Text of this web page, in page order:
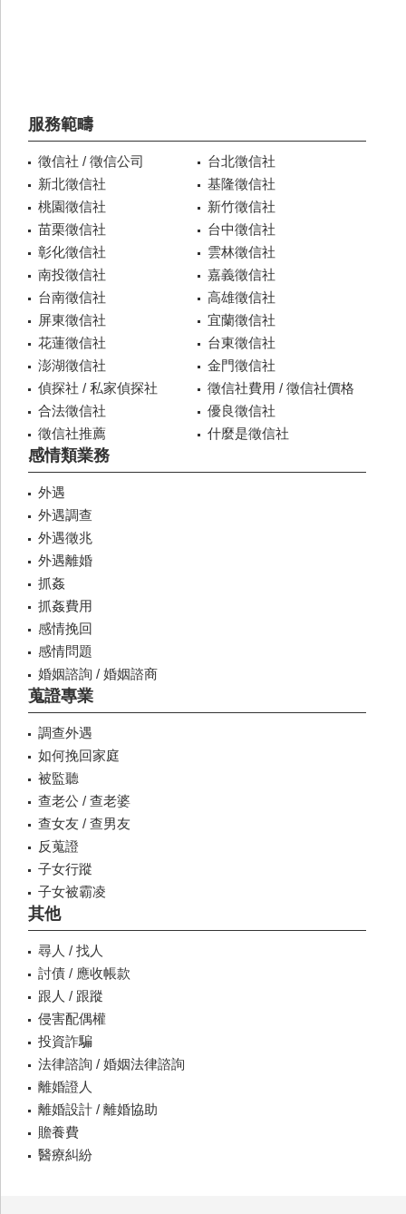
服務範疇
徵信社 / 徵信公司
台北徵信社
新北徵信社
基隆徵信社
桃園徵信社
新竹徵信社
苗栗徵信社
台中徵信社
彰化徵信社
雲林徵信社
南投徵信社
嘉義徵信社
台南徵信社
高雄徵信社
屏東徵信社
宜蘭徵信社
花蓮徵信社
台東徵信社
澎湖徵信社
金門徵信社
偵探社 / 私家偵探社
徵信社費用 / 徵信社價格
合法徵信社
優良徵信社
徵信社推薦
什麼是徵信社
感情類業務
外遇
外遇調查
外遇徵兆
外遇離婚
抓姦
抓姦費用
感情挽回
感情問題
婚姻諮詢 / 婚姻諮商
蒐證專業
調查外遇
如何挽回家庭
被監聽
查老公 / 查老婆
查女友 / 查男友
反蒐證
子女行蹤
子女被霸凌
其他
尋人 / 找人
討債 / 應收帳款
跟人 / 跟蹤
侵害配偶權
投資詐騙
法律諮詢 / 婚姻法律諮詢
離婚證人
離婚設計 / 離婚協助
贍養費
醫療糾紛